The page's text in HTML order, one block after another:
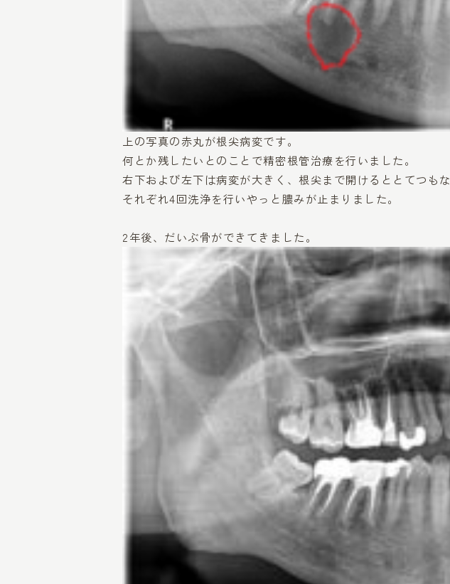
上の写真の赤丸が根尖病変です。
何とか残したいとのことで精密根管治療を行いました。
右下および左下は病変が大きく、根尖まで開けるととてつも
それぞれ4回洗浄を行いやっと膿みが止まりました。
2年後、だいぶ骨ができてきました。